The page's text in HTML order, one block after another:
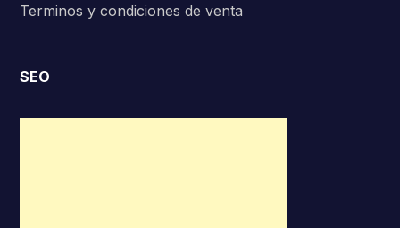
Terminos y condiciones de venta
SEO